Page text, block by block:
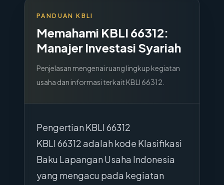
PANDUAN KBLI
Memahami KBLI 66312:
Manajer Investasi Syariah
Penjelasan mengenai ruang lingkup kegiatan
usaha dan informasi terkait KBLI 66312
Pengertian KBLI 66312
KBLI 66312 adalah kode Klasifikasi
Baku Lapangan Usaha Indonesia
yang mengacu pada kegiatan